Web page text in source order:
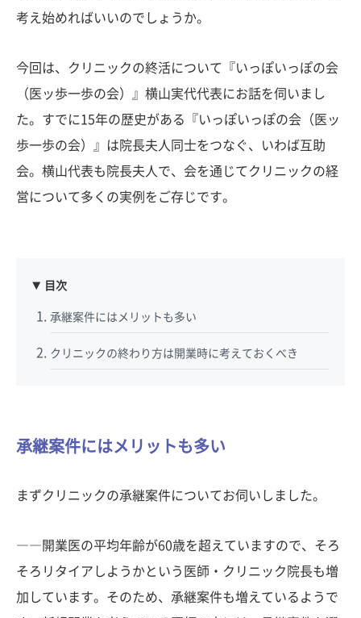
考え始めればいいのでしょうか。
今回は、クリニックの終活について『いっぽいっぽの会
（医ッ歩一歩の会）』横山実代代表にお話を伺いまし
た。すでに15年の歴史がある『いっぽいっぽの会（医ッ
歩一歩の会）』は院長夫人同士をつなぐ、いわば互助
会。横山代表も院長夫人で、会を通じてクリニックの経
営について多くの実例をご存じです。
目次
承継案件にはメリットも多い
クリニックの終わり方は開業時に考えておくべき
承継案件にはメリットも多い
まずクリニックの承継案件についてお伺いしました。
――開業医の平均年齢が60歳を超えていますので、そろ
そろリタイアしようかという医師・クリニック院長も増
加しています。そのため、承継案件も増えているようで